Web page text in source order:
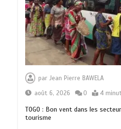
parJean Pierre BAWELA
août 6, 2026
0 4
TOGO : Bon vent dans les
tourisme